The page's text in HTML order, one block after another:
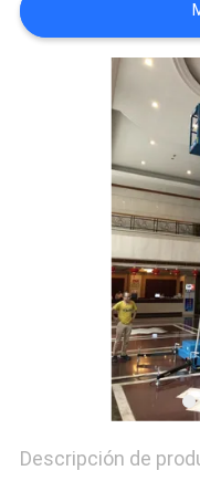
MAPA
PRIVACY
Descripción de